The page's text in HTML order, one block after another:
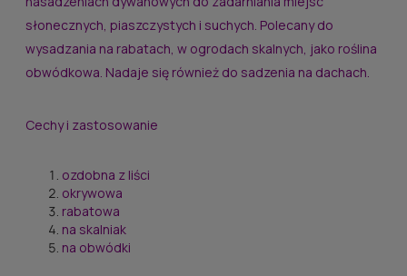
słonecznych, piaszczystych i suchych. Polecany do
wysadzania na rabatach, w ogrodach skalnych, jako roślina
obwódkowa. Nadaje się również do sadzenia na dachach.
Cechy i zastosowanie
ozdobna z liści
okrywowa
rabatowa
na skalniak
na obwódki